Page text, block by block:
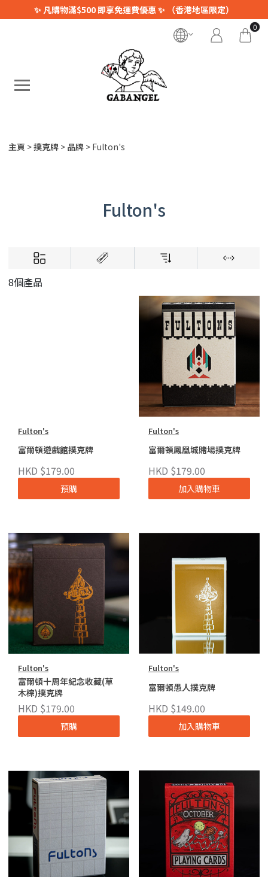
✨ 凡購物滿$500 即享免運費優惠 ✨ （香港地區限定）
0
主頁 撲克牌 品牌 Fulton's
Fulton's
8個產品
Fulton's
富爾頓遊戲館撲克牌
HKD $179.00
預購
Fulton's
富爾頓鳳凰城賭場撲克牌
HKD $179.00
加入購物車
Fulton's
富爾頓十周年紀念收藏(草
木棕)撲克牌
HKD $179.00
預購
Fulton's
富爾頓愚人撲克牌
HKD $149.00
加入購物車